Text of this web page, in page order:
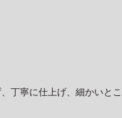
丁寧に仕上げ、細かいと